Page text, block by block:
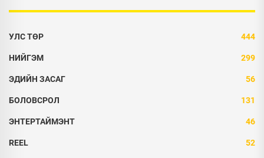
УЛС ТӨР 444
НИЙГЭМ 299
ЭДИЙН ЗАСАГ 56
БОЛОВСРОЛ 131
ЭНТЕРТАЙМЭНТ 46
REEL 52